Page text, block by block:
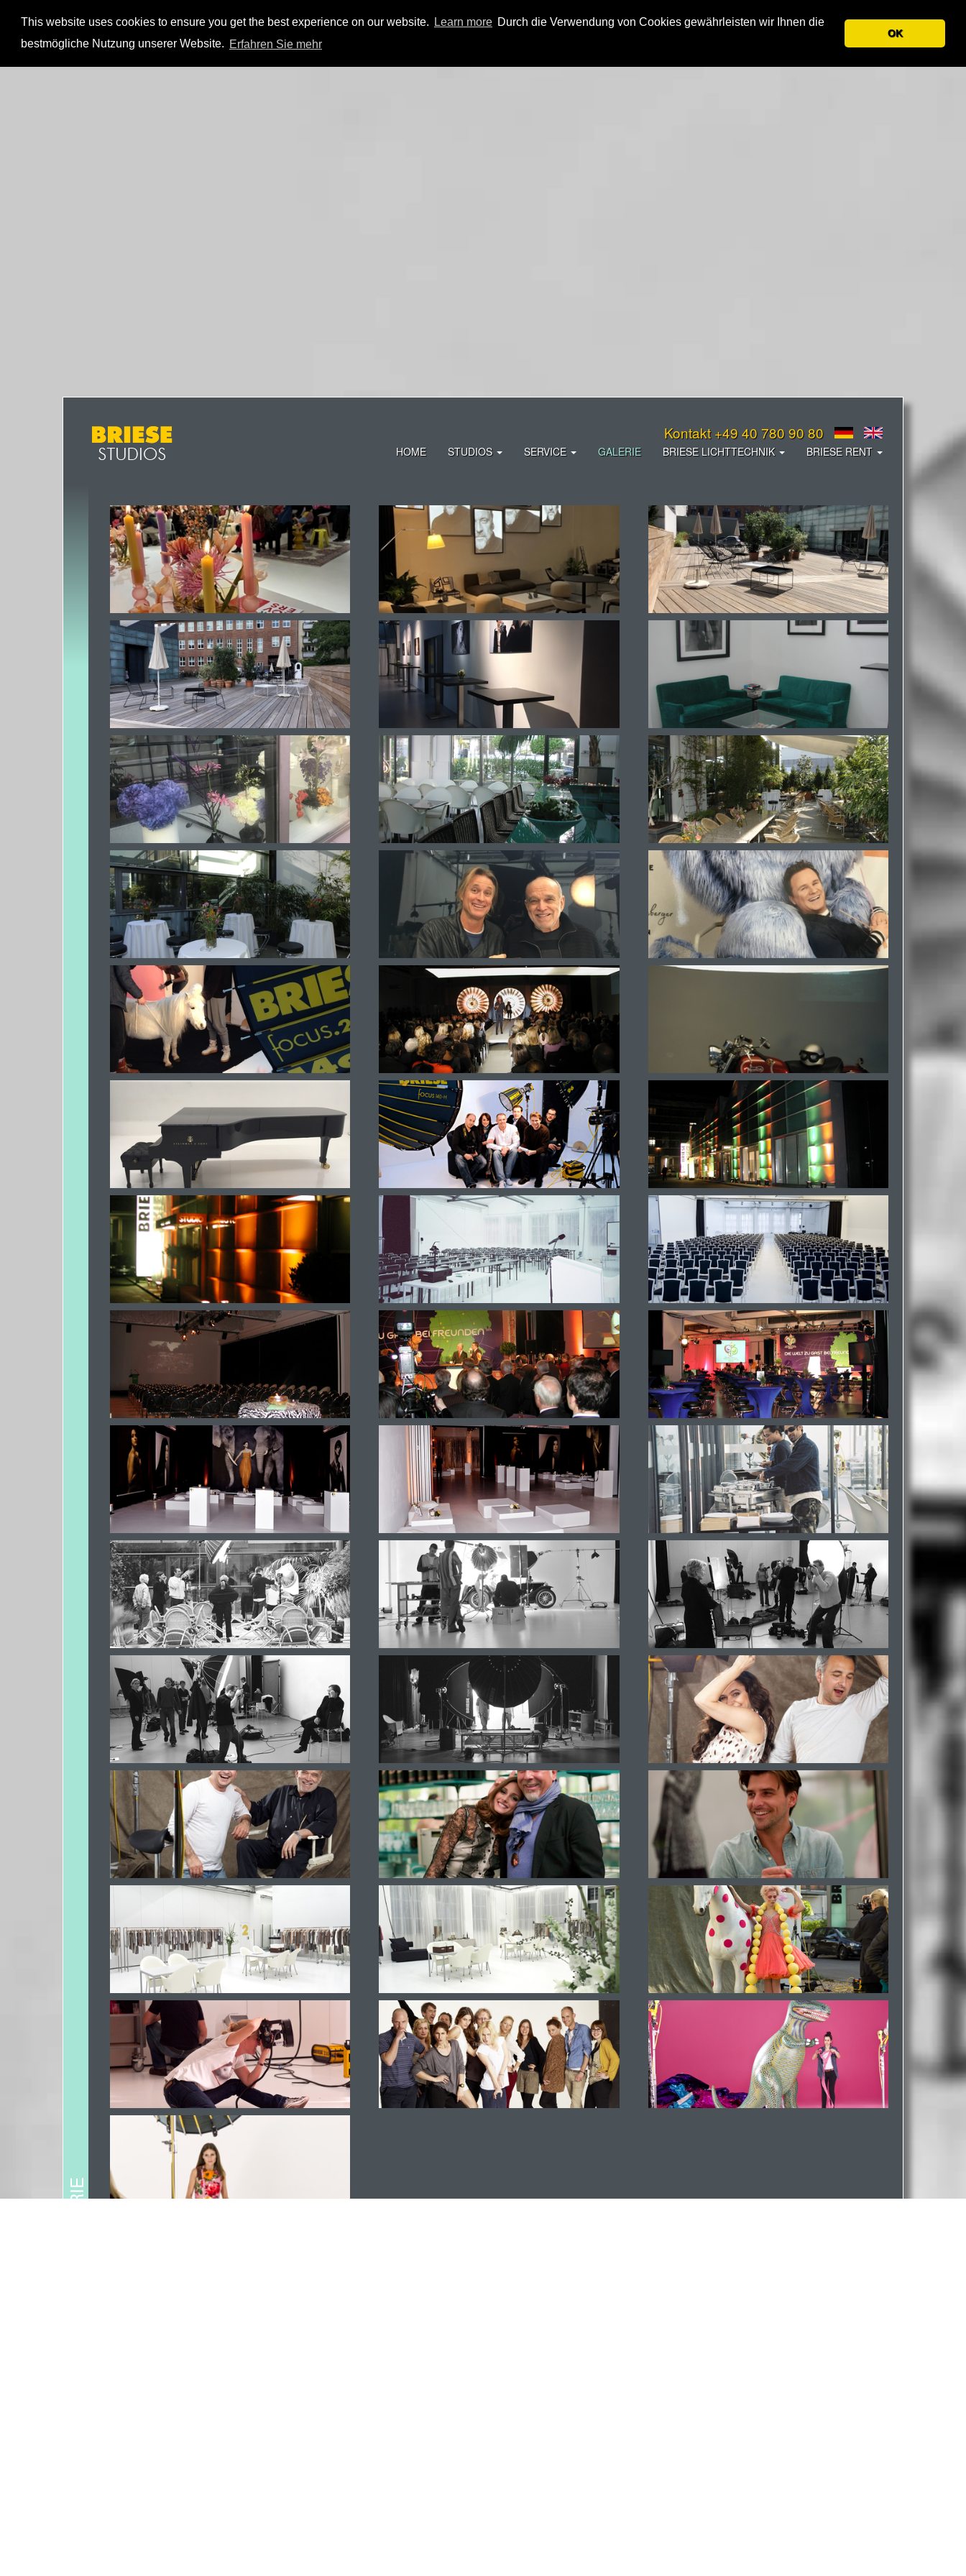
This website uses cookies to ensure you get the best experience on our website. Learn more Durch die Verwendung von Cookies gewährleisten wir Ihnen die
bestmögliche Nutzung unserer Website. Erfahren Sie mehr
OK
Kontakt +49 40 780 90 80
HOME STUDIOS SERVICE GALERIE BRIESE LICHTTECHNIK BRIESE RENT
GALERIE